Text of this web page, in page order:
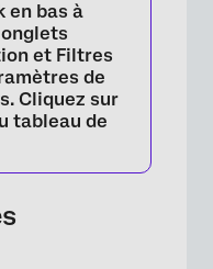
en bas à
et Filtres
de
Cliquez sur
tableau de